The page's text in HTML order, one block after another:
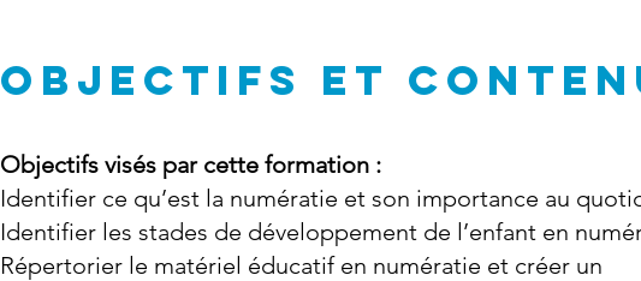
OBJECTIFS ET
Objectifs visés par cette formation :
Identifier ce qu’est la numératie et son importance au
Identifier les stades de développement de l’enfant en
Répertorier le matériel éducatif en numératie et créer un